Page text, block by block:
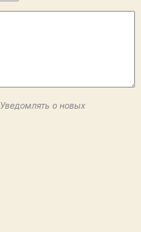
Уведомлять о новых